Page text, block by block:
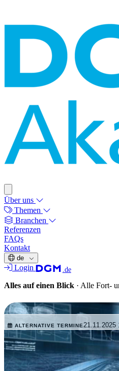
Über uns
Themen
Branchen
Referenzen
FAQs
Kontakt
de
Login .de
Alles auf einen Blick · Alle Fort-
KURZ-WEBINAR
ALTERNATIVE TERMINE 21.11.2025
Dieser Termin liegt in der
Wird man